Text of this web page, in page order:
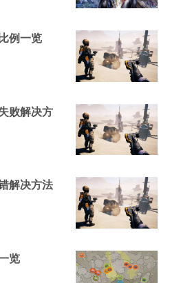
例一览
败解决方
解决方法
览